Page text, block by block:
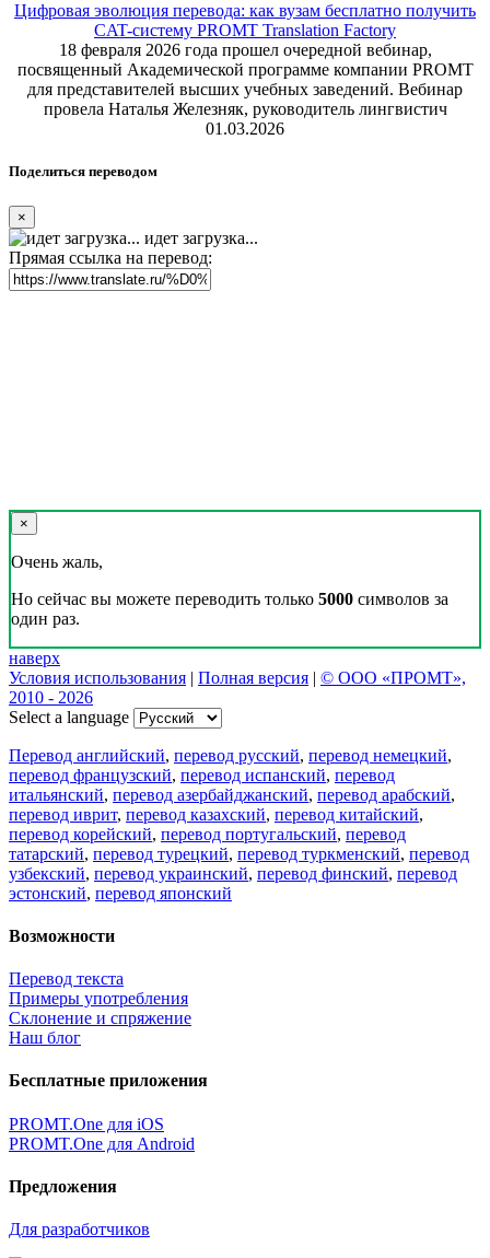
Цифровая эволюция перевода: как вузам бесплатно получить
CAT-систему PROMT Translation Factory
18 февраля 2026 года прошел очередной вебинар,
посвященный Академической программе компании PROMT
для представителей высших учебных заведений. Вебинар
провела Наталья Железняк, руководитель лингвистич
01.03.2026
Поделиться переводом
×
идет загрузка...
Прямая ссылка на перевод:
×
Очень жаль,
Но сейчас вы можете переводить только 5000 символов за
один раз.
наверх
Условия использования | Полная версия | © ООО «ПРОМТ»,
2010 - 2026
Select a language
Перевод английский, перевод русский, перевод немецкий,
перевод французский, перевод испанский, перевод
итальянский, перевод азербайджанский, перевод арабский,
перевод иврит, перевод казахский, перевод китайский,
перевод корейский, перевод португальский, перевод
татарский, перевод турецкий, перевод туркменский, перевод
узбекский, перевод украинский, перевод финский, перевод
эстонский, перевод японский
Возможности
Перевод текста
Примеры употребления
Склонение и спряжение
Наш блог
Бесплатные приложения
PROMT.One для iOS
PROMT.One для Android
Предложения
Для разработчиков